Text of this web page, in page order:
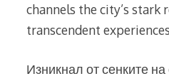
channels the city’s stark
transcendent experiences
Изникнал от сенките